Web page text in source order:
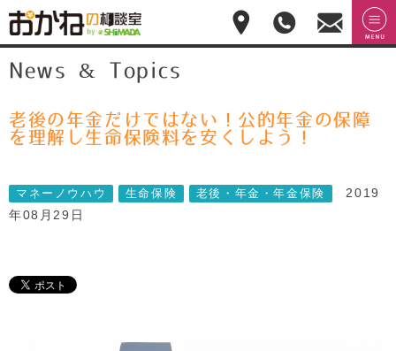
おかねの相談室 by
嶋田商事
せ
028-
908-
平
日:10:00-
News & Topics
老後の年金だけではない！公的年金の保障
を理解し生命保険料を安くしよう！
マネーノウハウ 生命保険 老後・年金・年金保険
2019
年08月29日